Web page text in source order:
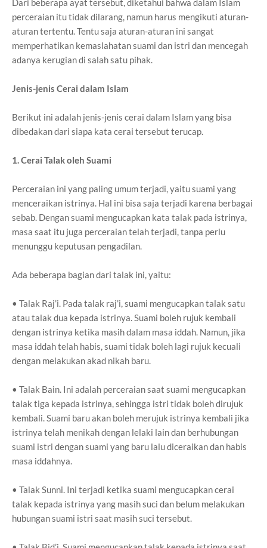
Dari beberapa ayat tersebut, diketahui bahwa dalam Islam
perceraian itu tidak dilarang, namun harus mengikuti aturan-
aturan tertentu. Tentu saja aturan-aturan ini sangat
memperhatikan kemaslahatan suami dan istri dan mencegah
adanya kerugian di salah satu pihak.
Jenis-jenis Cerai dalam Islam
Berikut ini adalah jenis-jenis cerai dalam Islam yang bisa
dibedakan dari siapa kata cerai tersebut terucap.
1. Cerai Talak oleh Suami
Perceraian ini yang paling umum terjadi, yaitu suami yang
menceraikan istrinya. Hal ini bisa saja terjadi karena berbagai
sebab. Dengan suami mengucapkan kata talak pada istrinya,
masa saat itu juga perceraian telah terjadi, tanpa perlu
menunggu keputusan pengadilan.
Ada beberapa bagian dari talak ini, yaitu:
• Talak Raj’i. Pada talak raj’i, suami mengucapkan talak satu
atau talak dua kepada istrinya. Suami boleh rujuk kembali
dengan istrinya ketika masih dalam masa iddah. Namun, jika
masa iddah telah habis, suami tidak boleh lagi rujuk kecuali
dengan melakukan akad nikah baru.
• Talak Bain. Ini adalah perceraian saat suami mengucapkan
talak tiga kepada istrinya, sehingga istri tidak boleh dirujuk
kembali. Suami baru akan boleh merujuk istrinya kembali jika
istrinya telah menikah dengan lelaki lain dan berhubungan
suami istri dengan suami yang baru lalu diceraikan dan habis
masa iddahnya.
• Talak Sunni. Ini terjadi ketika suami mengucapkan cerai
talak kepada istrinya yang masih suci dan belum melakukan
hubungan suami istri saat masih suci tersebut.